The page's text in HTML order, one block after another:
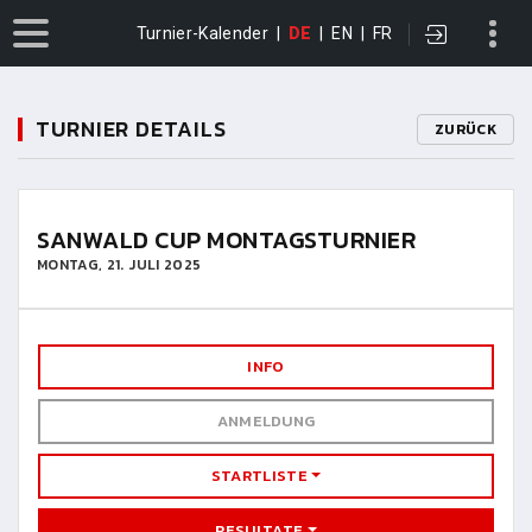
Turnier-Kalender DE EN FR
TURNIER DETAILS ZURÜCK
SANWALD CUP MONTAGSTURNIER
MONTAG, 21. JULI 2025
INFO
ANMELDUNG
STARTLISTE